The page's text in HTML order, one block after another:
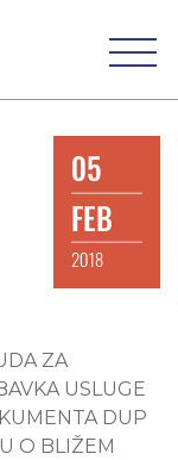
05
FEB
2018
ZA
USLUGE
DUP
O BLIŽEM